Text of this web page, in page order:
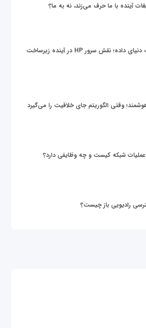
آینده با ما حرف می‌زند، نه به ما؟
زیر پوست دنیای داده؛ نقش سرور HP در آینده زیرساخت
وقتی الگوریتم جای خلاقیت را می‌گیرد
شبکه کیست و چه وظایفی دارد؟
رادیویی باز چیست؟